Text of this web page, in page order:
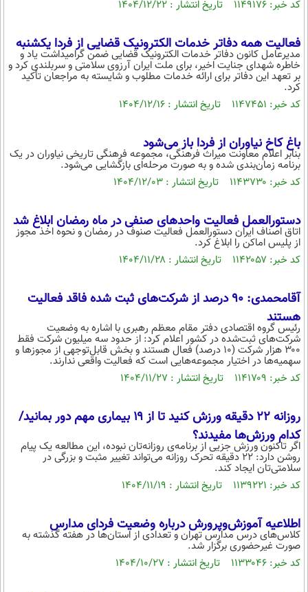
سرگرمی
فناوری
محیط زیست
سلامت
بین الملل
سیاست خارجی
پیامک
روانشناسی
کد خبر: ۱۱۴۹۱۷۶ تاریخ انتشار : ۱۴۰۴/۱۲/۲۲
فعالیت همه دفاتر خدمات الکترونیک قضایی از فردا یکشنبه
مدیرعامل کانون دفاتر خدمات الکترونیک قضایی ضمن گرامیداشت یاد و
خاطره شهدای جنایت اخیر، برای ملت ایران آرزوی سلامتی و سربلندی کرد و
بر تعهد این دفاتر برای ارائه خدمات مطلوب و شایسته به مراجعان تأکید
کرد.
کد خبر: ۱۱۴۷۴۵۱ تاریخ انتشار : ۱۴۰۴/۱۲/۱۶
باغ کاخ نیاوران از فردا باز می‌شود
بنابر اعلام معاونت میراث فرهنگی، مجموعه فرهنگی‌ تاریخی نیاوران در یک
برنامه زمان‌بندی شده و به صورت مرحله‌ای بازگشایی می‌شود.
کد خبر: ۱۱۴۳۷۳۰ تاریخ انتشار : ۱۴۰۴/۱۲/۰۳
دستورالعمل فعالیت واحدهای صنفی در ماه رمضان ابلاغ شد
اتاق اصناف ایران دستورالعمل فعالیت صنوف در رمضان و نحوه اخذ مجوز
از پلیس اماکن را ابلاغ کرد.
کد خبر: ۱۱۴۲۰۵۷ تاریخ انتشار : ۱۴۰۴/۱۱/۲۸
آقامحمدی: 90 درصد از شرکت‌های ثبت شده فاقد فعالیت
هستند
رئیس گروه اقتصادی دفتر مقام معظم رهبری با اشاره به وضعیت
شرکت‌های ثبت‌شده در کشور اعلام کرد: از حدود سه میلیون شرکت فقط
۳۰۰ هزار شرکت (۱۰ درصد) فعال هستند و بخش قابل‌توجهی از مجوزها و
سهمیه‌ها در اختیار مجموعه‌هایی است که فعالیت واقعی ندارند.
کد خبر: ۱۱۴۱۷۰۹ تاریخ انتشار : ۱۴۰۴/۱۱/۲۷
روزانه ۲۲ دقیقه ورزش کنید تا از ۱۹ بیماری مهم دور بمانید/
کدام ورزش‌ها مفیدند؟
اگر تاکنون ورزش جزیی از برنامه‌ی روزانه‌تان نبوده، این مطالعه یک پیام
روشن دارد: ۲۲ دقیقه تحرک روزانه می‌تواند تغییر مثبت و بزرگی در
سلامتی‌تان ایجاد کند.
کد خبر: ۱۱۳۹۲۲۱ تاریخ انتشار : ۱۴۰۴/۱۱/۱۹
اطلاعیه آموزش‌وپرورش درباره وضعیت فردای مدارس
کلاس‌های درس مدارس تهران و تعدادی از استان‌ها در هفته گذشته به
صورت غیرحضوری برگزار شد.
کد خبر: ۱۱۳۳۰۴۶ تاریخ انتشار : ۱۴۰۴/۱۰/۲۷